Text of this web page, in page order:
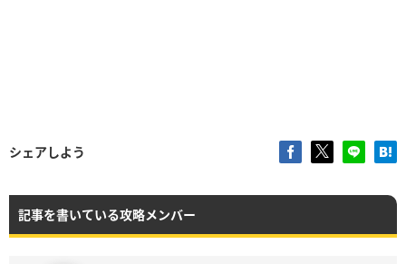
シェアしよう
記事を書いている攻略メンバー